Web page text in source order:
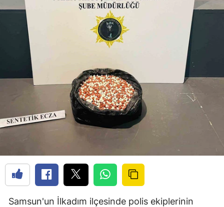
Samsun'un İlkadım ilçesinde polis ekiplerinin